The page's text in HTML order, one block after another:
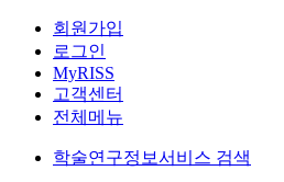
회원가입
로그인
MyRISS
고객센터
전체메뉴
학술연구정보서비스 검색